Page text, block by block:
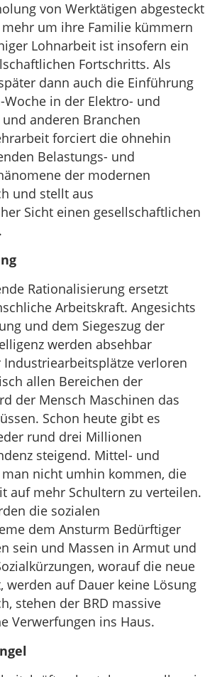
von Werktätigen abgesteckt
um ihre Familie kümmern
Lohnarbeit ist insofern ein
Fortschritts. Als
dann auch die Einführung
Woche in der Elektro- und
anderen Branchen
forciert die ohnehin
Belastungs- und
der modernen
und stellt aus
Sicht einen gesellschaftlichen
Rationalisierung ersetzt
Arbeitskraft. Angesichts
und dem Siegeszug der
werden absehbar
verloren
allen Bereichen der
der Mensch Maschinen das
Schon heute gibt es
rund drei Millionen
steigend. Mittel- und
nicht umhin kommen, die
auf mehr Schultern zu verteilen.
die sozialen
dem Ansturm Bedürftiger
sein und Massen in Armut und
worauf die neue
werden auf Dauer keine Lösung
stehen der BRD massive
Verwerfungen ins Haus.